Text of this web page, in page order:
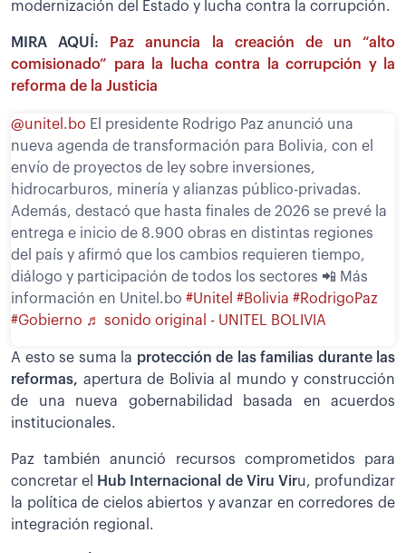
modernización del Estado y lucha contra la corrupción.
MIRA AQUÍ:
Paz anuncia la creación de un “alto
comisionado” para la lucha contra la corrupción y la
reforma de la Justicia
@unitel.bo El presidente Rodrigo Paz anunció una
nueva agenda de transformación para Bolivia, con el
envío de proyectos de ley sobre inversiones,
hidrocarburos, minería y alianzas público-privadas.
Además, destacó que hasta finales de 2026 se prevé la
entrega e inicio de 8.900 obras en distintas regiones
del país y afirmó que los cambios requieren tiempo,
diálogo y participación de todos los sectores 📲 Más
información en Unitel.bo #Unitel #Bolivia #RodrigoPaz
#Gobierno ♬ sonido original - UNITEL BOLIVIA
A esto se suma la protección de las familias durante las
reformas, apertura de Bolivia al mundo y construcción
de una nueva gobernabilidad basada en acuerdos
institucionales.
Paz también anunció recursos comprometidos para
concretar el
Hub Internacional de Viru Viru, profundizar
la política de cielos abiertos y avanzar en corredores de
integración regional.